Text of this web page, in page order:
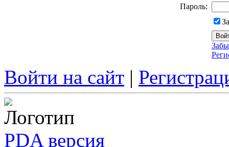
Пароль:
Войти на сайт |
PDA версия